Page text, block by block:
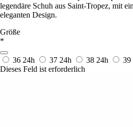
legendäre Schuh aus Saint-Tropez, mit
eleganten Design.
Größe
*
36 24h 37 24h 38 24h 39
Dieses Feld ist erforderlich